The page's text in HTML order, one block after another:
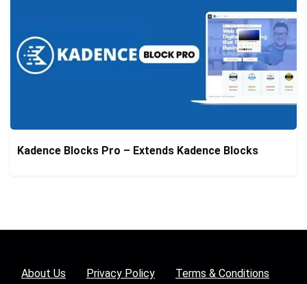
Kadence Blocks Pro – Extends Kadence Blocks
About Us Privacy Policy Terms & Conditions